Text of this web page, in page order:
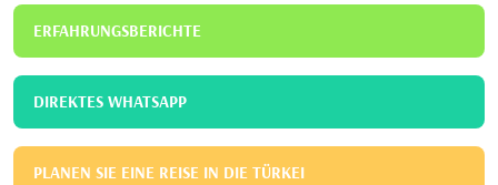
ERFAHRUNGSBERICHTE
DIREKTES WHATSAPP
PLANEN SIE EINE REISE IN DIE TÜRKEI